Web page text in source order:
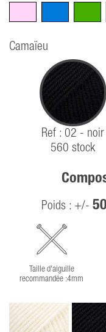
Camaïeu
Ref : 02 - noir
560 stock
Poids : +/-
Taille d'aiguille
recommandée :4mm